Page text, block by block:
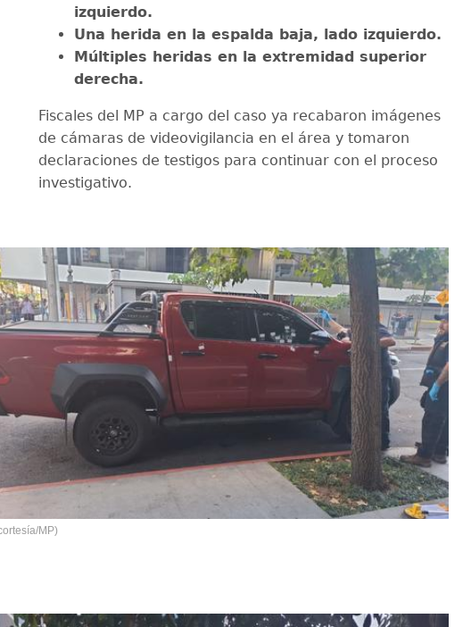
izquierdo.
Una herida en la espalda baja, lado izquierdo.
Múltiples heridas en la extremidad superior
derecha.
Fiscales del MP a cargo del caso ya recabaron imágenes
de cámaras de videovigilancia en el área y tomaron
declaraciones de testigos para continuar con el proceso
investigativo.
MP)